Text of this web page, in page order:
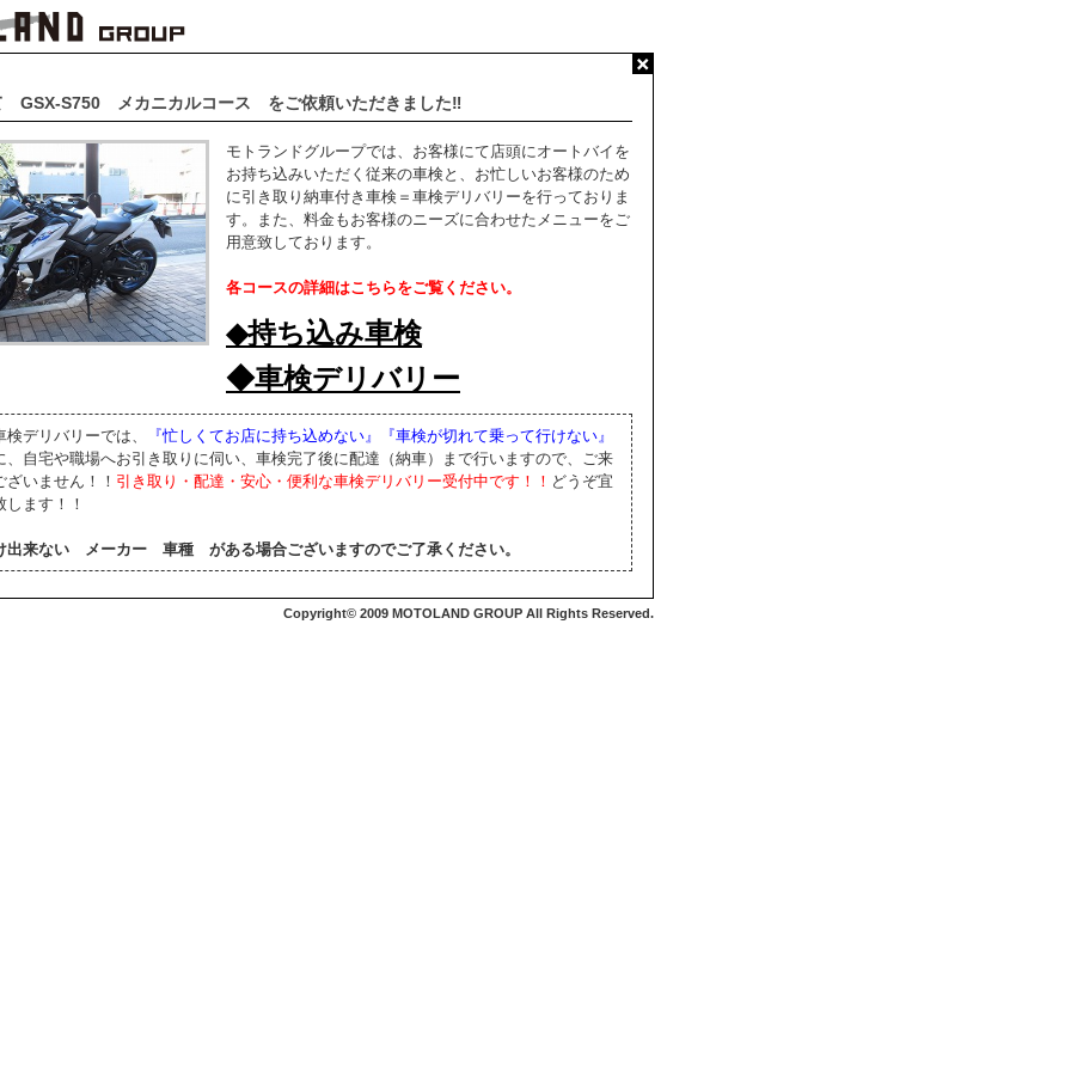
GSX-S750 メカニカルコース をご依頼いただきました‼
モトランドグループでは、お客様にて店頭にオートバイを
お持ち込みいただく従来の車検と、お忙しいお客様のため
に引き取り納車付き車検＝車検デリバリーを行っておりま
す。また、料金もお客様のニーズに合わせたメニューをご
用意致しております。
各コースの詳細はこちらをご覧ください。
◆持ち込み車検
◆車検デリバリー
デリバリーでは、
『忙しくてお店に持ち込めない』『車検が切れて乗って行けない』
、自宅や職場へお引き取りに伺い、車検完了後に配達（納車）まで行いますので、ご来
ざいません！！ 引き取り・配達・安心・便利な車検デリバリー受付中です！！ どうぞ宜
します！！
出来ない メーカー 車種 がある場合ございますのでご了承ください。
Copyright© 2009 MOTOLAND GROUP All Rights Reserved.